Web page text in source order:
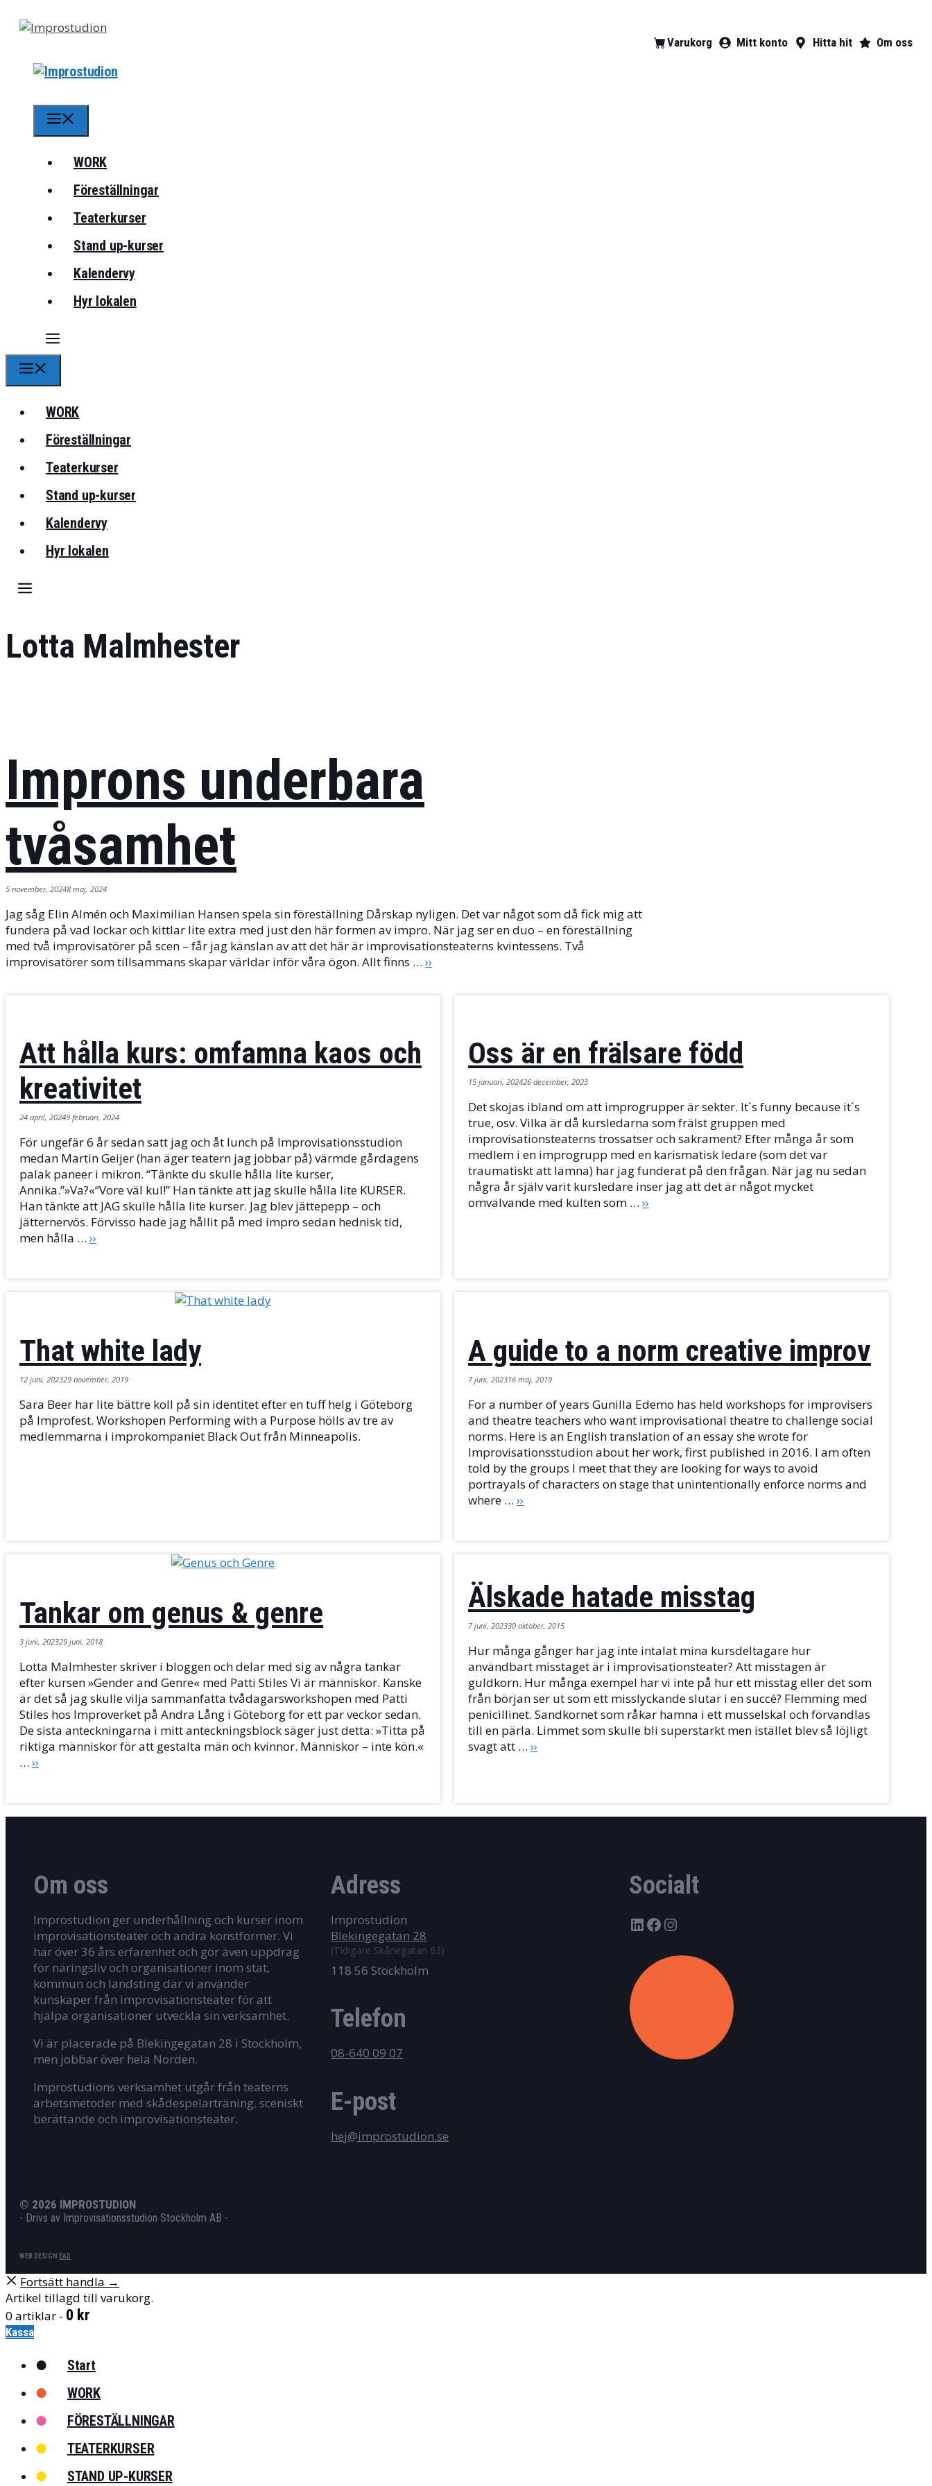
Varukorg Mitt konto Hitta hit Om oss
WORK
Föreställningar
Teaterkurser
Stand up-kurser
Kalendervy
Hyr lokalen
WORK
Föreställningar
Teaterkurser
Stand up-kurser
Kalendervy
Hyr lokalen
Lotta Malmhester
Improns underbara
tvåsamhet
5 november, 20248 maj, 2024
Jag såg Elin Almén och Maximilian Hansen spela sin föreställning Dårskap nyligen. Det var något som då fick mig att
fundera på vad lockar och kittlar lite extra med just den här formen av impro. När jag ser en duo – en föreställning
med två improvisatörer på scen – får jag känslan av att det här är improvisationsteaterns kvintessens. Två
improvisatörer som tillsammans skapar världar inför våra ögon. Allt finns … ››
Att hålla kurs: omfamna kaos och
kreativitet
24 april, 20249 februari, 2024
För ungefär 6 år sedan satt jag och åt lunch på Improvisationsstudion
medan Martin Geijer (han äger teatern jag jobbar på) värmde gårdagens
palak paneer i mikron. “Tänkte du skulle hålla lite kurser,
Annika.”»Va?«“Vore väl kul!” Han tänkte att jag skulle hålla lite KURSER.
Han tänkte att JAG skulle hålla lite kurser. Jag blev jättepepp – och
jätternervös. Förvisso hade jag hållit på med impro sedan hednisk tid,
men hålla … ››
Oss är en frälsare född
15 januari, 202426 december, 2023
Det skojas ibland om att improgrupper är sekter. It´s funny because it´s
true, osv. Vilka är då kursledarna som frälst gruppen med
improvisationsteaterns trossatser och sakrament? Efter många år som
medlem i en improgrupp med en karismatisk ledare (som det var
traumatiskt att lämna) har jag funderat på den frågan. När jag nu sedan
några år själv varit kursledare inser jag att det är något mycket
omvälvande med kulten som …››
That white lady
12 juni, 202329 november, 2019
Sara Beer har lite bättre koll på sin identitet efter en tuff helg i Göteborg
på Improfest. Workshopen Performing with a Purpose hölls av tre av
medlemmarna i improkompaniet Black Out från Minneapolis.
A guide to a norm creative improv
7 juni, 202316 maj, 2019
For a number of years Gunilla Edemo has held workshops for improvisers
and theatre teachers who want improvisational theatre to challenge social
norms. Here is an English translation of an essay she wrote for
Improvisationsstudion about her work, first published in 2016. I am often
told by the groups I meet that they are looking for ways to avoid
portrayals of characters on stage that unintentionally enforce norms and
where …››
Tankar om genus & genre
3 juni, 202329 juni, 2018
Lotta Malmhester skriver i bloggen och delar med sig av några tankar
efter kursen »Gender and Genre« med Patti Stiles Vi är människor. Kanske
är det så jag skulle vilja sammanfatta tvådagarsworkshopen med Patti
Stiles hos Improverket på Andra Lång i Göteborg för ett par veckor sedan.
De sista anteckningarna i mitt anteckningsblock säger just detta: »Titta på
riktiga människor för att gestalta män och kvinnor. Människor – inte kön.«
… ››
Älskade hatade misstag
7 juni, 202330 oktober, 2015
Hur många gånger har jag inte intalat mina kursdeltagare hur
användbart misstaget är i improvisationsteater? Att misstagen är
guldkorn. Hur många exempel har vi inte på hur ett misstag eller det som
från början ser ut som ett misslyckande slutar i en succé? Flemming med
penicillinet. Sandkornet som råkar hamna i ett musselskal och förvandlas
till en pärla. Limmet som skulle bli superstarkt men istället blev så löjligt
svagt att …››
Om oss
Improstudion ger underhållning och kurser inom
improvisationsteater och andra konstformer. Vi
har över 36 års erfarenhet och gör även uppdrag
för näringsliv och organisationer inom stat,
kommun och landsting där vi använder
kunskaper från improvisationsteater för att
hjälpa organisationer utveckla sin verksamhet.
Vi är placerade på Blekingegatan 28 i Stockholm,
men jobbar över hela Norden.
Improstudions verksamhet utgår från teaterns
arbetsmetoder med skådespelarträning, sceniskt
berättande och improvisationsteater.
Adress
Improstudion
Blekingegatan 28
(Tidigare Skånegatan 63)
118 56 Stockholm
Telefon
08-640 09 07
E-post
hej@improstudion.se
Socialt
LinkedIn
Facebook
Instagram
© 2026 IMPROSTUDION
- Drivs av Improvisationsstudion Stockholm AB -
WEB DESIGN EAD
Fortsätt handla →
Artikel tillagd till varukorg.
0 artiklar - 0 kr
Kassa
● Start
● WORK
● FÖRESTÄLLNINGAR
● TEATERKURSER
● STAND UP-KURSER